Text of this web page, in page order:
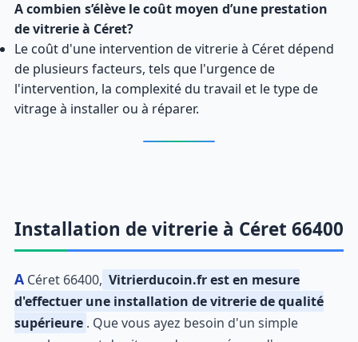
A combien s’élève le coût moyen d’une prestation
de vitrerie à Céret?
Le coût d'une intervention de vitrerie à Céret dépend
de plusieurs facteurs, tels que l'urgence de
l'intervention, la complexité du travail et le type de
vitrage à installer ou à réparer.
Installation de vitrerie à Céret 66400
A Céret 66400, Vitrierducoin.fr est en mesure
d'effectuer une installation de vitrerie de qualité
supérieure . Que vous ayez besoin d'un simple